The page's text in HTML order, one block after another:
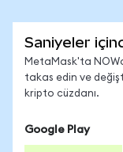
Saniyeler
MetaMask'ta
takas edin ve
kripto cüzdanı.
Google Play